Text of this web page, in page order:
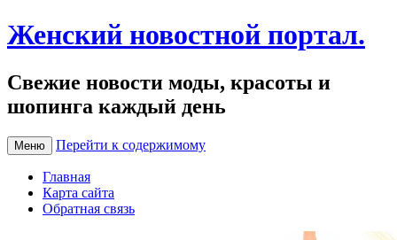
Женский новостной портал.
Свежие новости моды, красоты и
шопинга каждый день
Меню Перейти к содержимому
Главная
Карта сайта
Обратная связь